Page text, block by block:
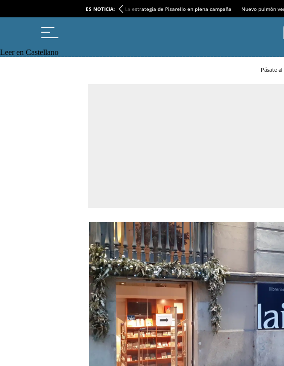
ES NOTICIA: La estrategia de Pisarello en plena campaña Nuevo pulmón
Leer en Castellano
Pásate